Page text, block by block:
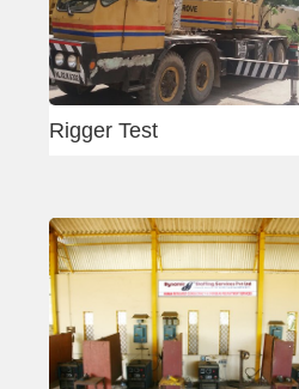
Mason